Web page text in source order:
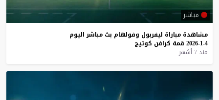
مباشر
مشاهدة مباراة ليفربول وفولهام بث مباشر اليوم
4-1-2026
قمة كرافن كوتيج
منذ 7 أشهر